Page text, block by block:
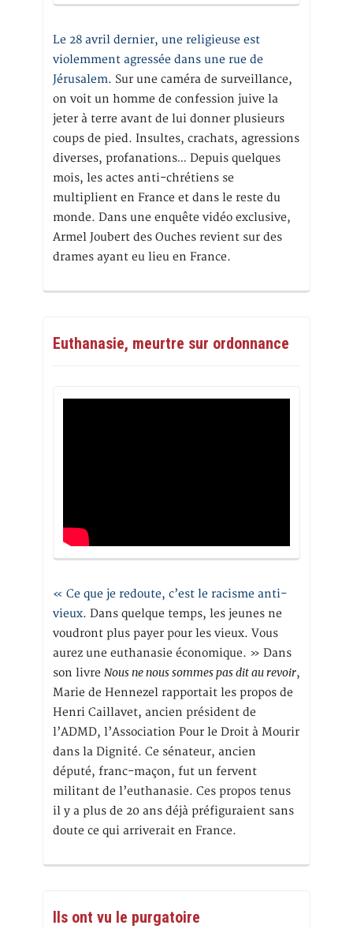
Le 28 avril dernier, une religieuse est
violemment agressée dans une rue de
Jérusalem. Sur une caméra de surveillance,
on voit un homme de confession juive la
jeter à terre avant de lui donner plusieurs
coups de pied. Insultes, crachats, agressions
diverses, profanations… Depuis quelques
mois, les actes anti-chrétiens se
multiplient en France et dans le reste du
monde. Dans une enquête vidéo exclusive,
Armel Joubert des Ouches revient sur des
drames ayant eu lieu en France.
Euthanasie, meurtre sur ordonnance
« Ce que je redoute, c’est le racisme anti-
vieux. Dans quelque temps, les jeunes ne
voudront plus payer pour les vieux. Vous
aurez une euthanasie économique. » Dans
son livre Nous ne nous sommes pas dit au revoir,
Marie de Hennezel rapportait les propos de
Henri Caillavet, ancien président de
l’ADMD, l’Association Pour le Droit à Mourir
dans la Dignité. Ce sénateur, ancien
député, franc-maçon, fut un fervent
militant de l’euthanasie. Ces propos tenus
il y a plus de 20 ans déjà préfiguraient sans
doute ce qui arriverait en France.
Ils ont vu le purgatoire